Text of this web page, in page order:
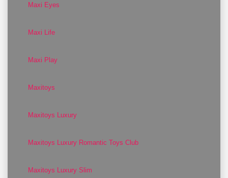
Maxi Eyes
Maxi Life
Maxi Play
Maxitoys
Maxitoys Luxury
Maxitoys Luxury Romantic Toys Club
Maxitoys Luxury Slim